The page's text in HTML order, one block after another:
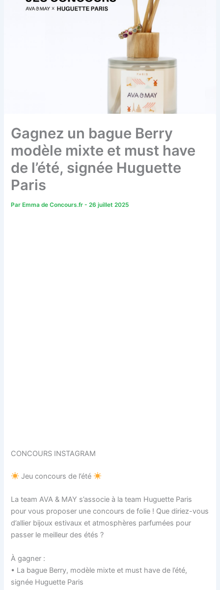
Gagnez un bague Berry
modèle mixte et must have
de l’été, signée Huguette
Paris
ParEmma de Concours.fr-26 juillet 2025
CONCOURS INSTAGRAM
Jeu concours de l’été
La team AVA & MAY s’associe à la team Huguette Paris
pour vous proposer une concours de folie ! Que diriez-vous
d’allier bijoux estivaux et atmosphères parfumées pour
passer le meilleur des étés ?
À gagner :
• La bague Berry, modèle mixte et must have de l’été,
signée Huguette Paris